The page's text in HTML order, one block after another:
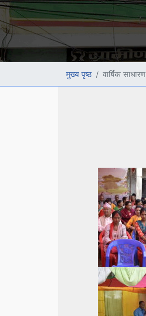
मुख्य पृष्ठ वार्षिक